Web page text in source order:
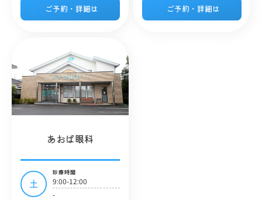
ご予約・詳細は ご予約・詳細は
あおば眼科
土
診療時間
9:00-12:00
-